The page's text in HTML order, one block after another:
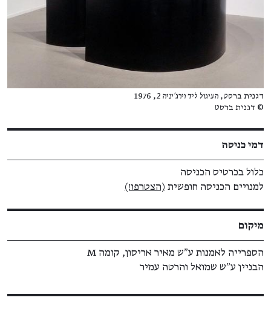
דגנית ברסט, העיגול ליד וירג׳יניה 2
, 1976
© דגנית ברסט
דמי כניסה
כלול בכרטיס הכניסה
למנויים הכניסה חופשית (הצטרפו!)
מיקום
הספרייה לאמנות ע״ש מאיר אריסון, קומה M
הבניין ע״ש שמואל והרטה עמיר